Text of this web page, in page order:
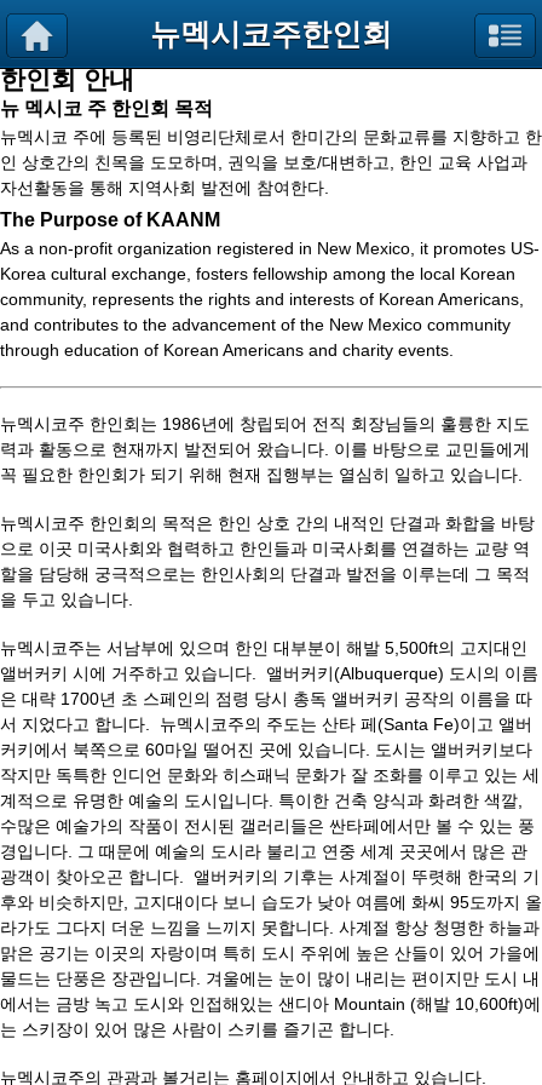
뉴멕시코주한인회
한인회 안내
뉴 멕시코 주 한인회 목적
뉴멕시코 주에 등록된 비영리단체로서 한미간의 문화교류를 지향하고 한
인 상호간의 친목을 도모하며
권익을 보호/대변하고
한인 교육 사업과
자선활동을 통해 지역사회 발전에 참여한다
The Purpose of KAANM
As a non-profit organization registered in New Mexico, it promotes US-
Korea cultural exchange, fosters fellowship among the local Korean
community, represents the rights and interests of Korean Americans,
and contributes to the advancement of the New Mexico community
through education of Korean Americans and charity events.
뉴멕시코주 한인회는 1986년에 창립되어 전직 회장님들의 훌륭한 지도
력과 활동으로 현재까지 발전되어 왔습니다. 이를 바탕으로 교민들에게
꼭 필요한 한인회가 되기 위해 현재 집행부는 열심히 일하고 있습니다.
뉴멕시코주 한인회의 목적은 한인 상호 간의 내적인 단결과 화합을 바탕
으로 이곳 미국사회와 협력하고 한인들과 미국사회를 연결하는 교량 역
할을 담당해 궁극적으로는 한인사회의 단결과 발전을 이루는데 그 목적
을 두고 있습니다.
뉴멕시코주는 서남부에 있으며 한인 대부분이 해발 5,500ft의 고지대인
앨버커키 시에 거주하고 있습니다. 앨버커키(Albuquerque) 도시의 이름
은 대략 1700년 초 스페인의 점령 당시 총독 앨버커키 공작의 이름을 따
서 지었다고 합니다. 뉴멕시코주의 주도는 산타 페(Santa Fe)이고 앨버
커키에서 북쪽으로 60마일 떨어진 곳에 있습니다. 도시는 앨버커키보다
작지만 독특한 인디언 문화와 히스패닉 문화가 잘 조화를 이루고 있는 세
계적으로 유명한 예술의 도시입니다. 특이한 건축 양식과 화려한 색깔,
수많은 예술가의 작품이 전시된 갤러리들은 싼타페에서만 볼 수 있는 풍
경입니다. 그 때문에 예술의 도시라 불리고 연중 세계 곳곳에서 많은 관
광객이 찾아오곤 합니다. 앨버커키의 기후는 사계절이 뚜렷해 한국의 기
후와 비슷하지만, 고지대이다 보니 습도가 낮아 여름에 화씨 95도까지 올
라가도 그다지 더운 느낌을 느끼지 못합니다. 사계절 항상 청명한 하늘과
맑은 공기는 이곳의 자랑이며 특히 도시 주위에 높은 산들이 있어 가을에
물드는 단풍은 장관입니다. 겨울에는 눈이 많이 내리는 편이지만 도시 내
에서는 금방 녹고 도시와 인접해있는 샌디아 Mountain (해발 10,600ft)에
는 스키장이 있어 많은 사람이 스키를 즐기곤 합니다.
뉴멕시코주의 관광과 볼거리는 홈페이지에서 안내하고 있습니다.